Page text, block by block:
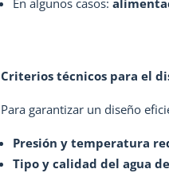
En algunos casos:
Criterios técnicos para el
Para garantizar un diseño
Presión y temperatura
Tipo y calidad del agua